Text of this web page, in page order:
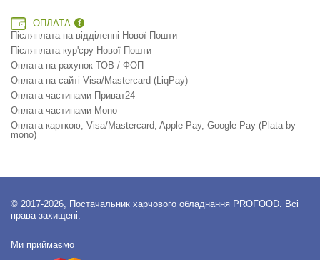
ОПЛАТА
Післяплата на відділенні Нової Пошти
Післяплата кур'єру Нової Пошти
Оплата на рахунок ТОВ / ФОП
Оплата на сайті Visa/Mastercard (LiqPay)
Оплата частинами Приват24
Оплата частинами Mono
Оплата карткою, Visa/Mastercard, Apple Pay, Google Pay (Plata by
mono)
© 2017-2026, Постачальник харчового обладнання PROFOOD. Всі
права захищені.
Ми приймаємо